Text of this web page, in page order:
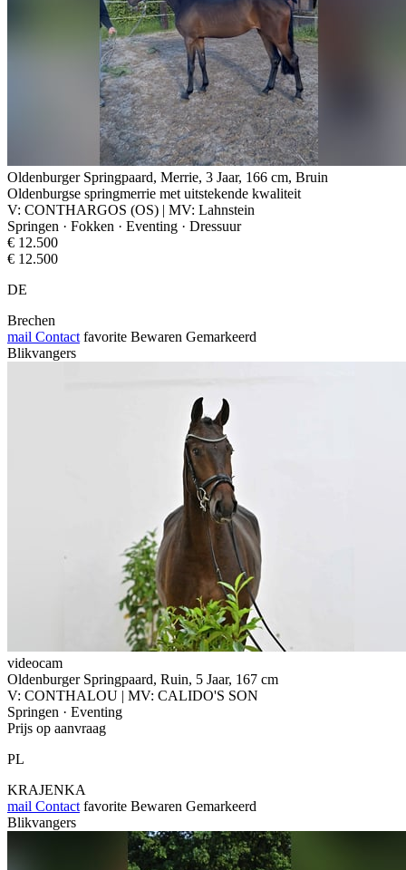
Oldenburger Springpaard, Merrie, 3 Jaar, 166 cm, Bruin
Oldenburgse springmerrie met uitstekende kwaliteit
V: CONTHARGOS (OS) | MV: Lahnstein
Springen · Fokken · Eventing · Dressuur
€ 12.500
€ 12.500
DE
Brechen
mail Contact favorite Bewaren Gemarkeerd
Blikvangers
videocam
Oldenburger Springpaard, Ruin, 5 Jaar, 167 cm
V: CONTHALOU | MV: CALIDO'S SON
Springen · Eventing
Prijs op aanvraag
PL
KRAJENKA
mail Contact favorite Bewaren Gemarkeerd
Blikvangers